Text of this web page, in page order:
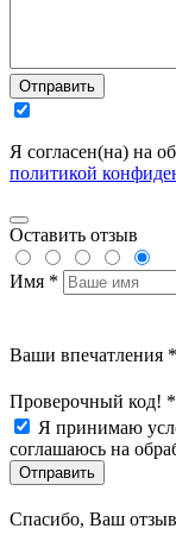
Отправить
Я согласен(на) на
политикой
Оставить отзыв
Имя *
Ваши впечатления *
Проверочный код! *
Я принимаю
соглашаюсь на
Отправить
Спасибо, Ваш отзыв